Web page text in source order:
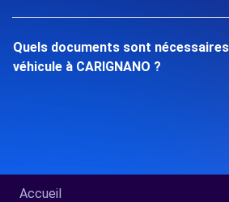
Quels documents sont
véhicule à CARIGNANO ?
Accueil